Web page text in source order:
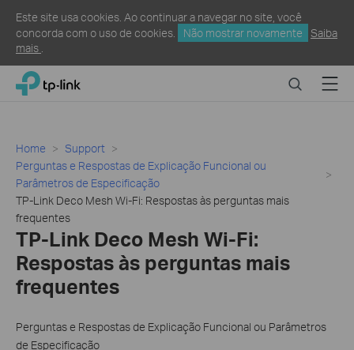
Este site usa cookies. Ao continuar a navegar no site, você
concorda com o uso de cookies.
Não mostrar novamente
Saiba
mais
Click
navigation
TP-Link, Reliably Smart SearchMenu
Home
Support
Perguntas e Respostas de Explicação Funcional ou
Parâmetros de Especificação
TP-Link Deco Mesh Wi-Fi: Respostas às perguntas mais
frequentes
TP-Link Deco Mesh Wi-Fi:
Respostas às perguntas mais
frequentes
Perguntas e Respostas de Explicação Funcional ou Parâmetros
de Especificação